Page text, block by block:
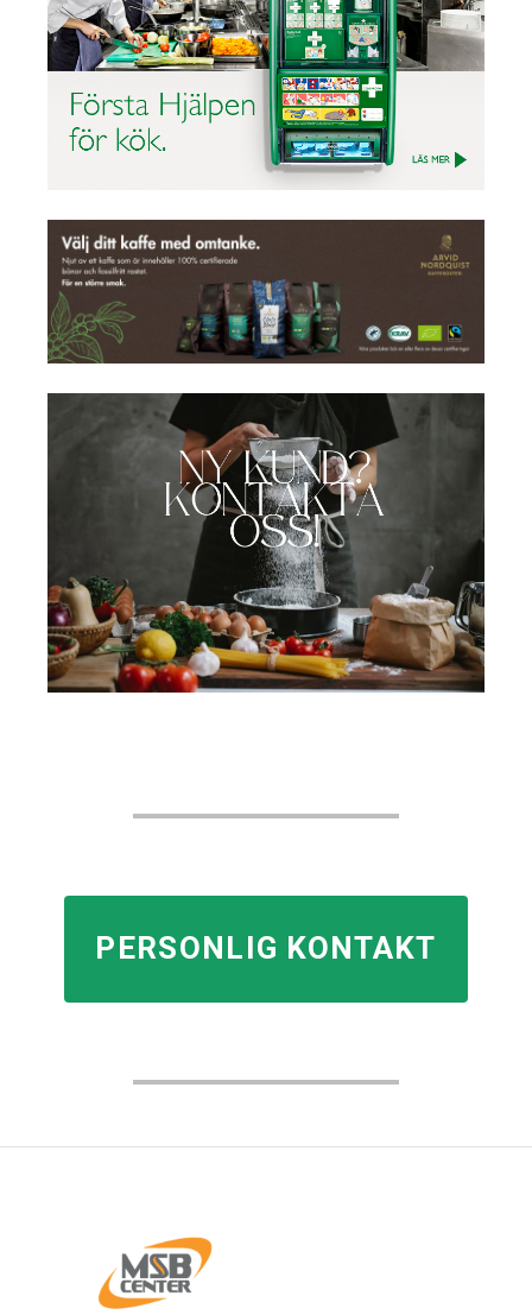
PERSONLIG KONTAKT